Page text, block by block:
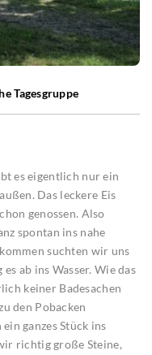
Tagesgruppe
es eigentlich nur ein
Das leckere Eis
genossen. Also
spontan ins nahe
suchten wir uns
ab ins Wasser. Wie das
keiner Badesachen
den Pobacken
ganzes Stück ins
richtig große Steine,